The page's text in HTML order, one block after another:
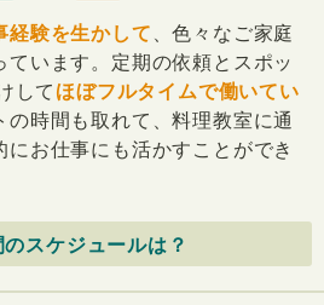
経験を生かして 、色々なご家庭
ています。定期の依頼とスポッ
して ほぼフルタイムで働いてい
の時間も取れて、料理教室に通
にお仕事にも活かすことができ
スケジュールは？